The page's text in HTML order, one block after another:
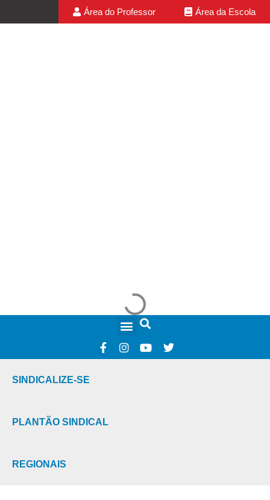
Área do Professor Área da Escola
SINDICALIZE-SE
PLANTÃO SINDICAL
REGIONAIS